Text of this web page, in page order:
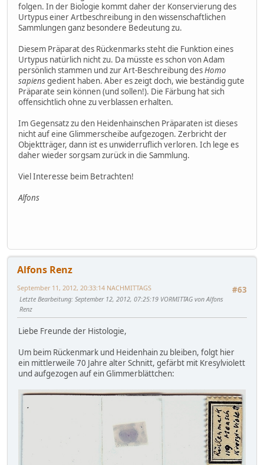
folgen. In der Biologie kommt daher der Konservierung des
Urtypus einer Artbeschreibung in den wissenschaftlichen
Sammlungen ganz besondere Bedeutung zu.
Diesem Präparat des Rückenmarks steht die Funktion eines
Urtypus natürlich nicht zu. Da müsste es schon von Adam
persönlich stammen und zur Art-Beschreibung desHomo
sapiensgedient haben. Aber es zeigt doch, wie beständig gute
Präparate sein können (und sollen!). Die Färbung hat sich
offensichtlich ohne zu verblassen erhalten.
Im Gegensatz zu den Heidenhainschen Präparaten ist dieses
nicht auf eine Glimmerscheibe aufgezogen. Zerbricht der
Objektträger, dann ist es unwiderruflich verloren. Ich lege es
daher wieder sorgsam zurück in die Sammlung.
Viel Interesse beim Betrachten!
Alfons
Alfons Renz
#63
September 11, 2012, 20:33:14 NACHMITTAGS
Letzte Bearbeitung: September 12, 2012, 07:25:19 VORMITTAG von Alfons
Renz
Liebe Freunde der Histologie,
Um beim Rückenmark und Heidenhain zu bleiben, folgt hier
ein mittlerweile 70 Jahre alter Schnitt, gefärbt mit Kresylviolett
und aufgezogen auf ein Glimmerblättchen: